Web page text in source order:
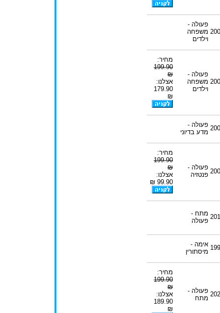
פעולה -
משפחה
וילדים
פעולה -
משפחה
וילדים
מחיר:
199.90
₪
אצלנו:
179.90
₪
פעולה -
מדע בדיוני
פעולה -
פנטזיה
מחיר:
199.90
₪
אצלנו:
99.90 ₪
מתח -
פעולה
אימה -
מיסתורין
פעולה -
מתח
מחיר:
199.90
₪
אצלנו:
189.90
₪